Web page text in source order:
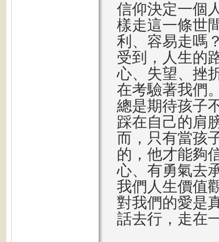
信仰決定一個
樣走這一條世
利、容易走嗎
受到，人生的
心、失望、挫
在考驗著我們
總是期待孩子
踩在自己的肩
而，只有當孩
的，他才能夠
心、有勇氣去
我們人生價值
對我們的愛是
話去行，走在